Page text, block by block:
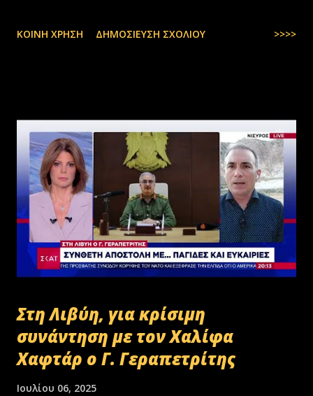
ΚΟΙΝΉ ΧΡΉΣΗ ΔΗΜΟΣΊΕΥΣΗ ΣΧΟΛΊΟΥ >>>>
Στη Λιβύη, για κρίσιμη
συνάντηση με τον Χαλίφα
Χαφτάρ ο Γ. Γεραπετρίτης
Ιουλίου 06, 2025